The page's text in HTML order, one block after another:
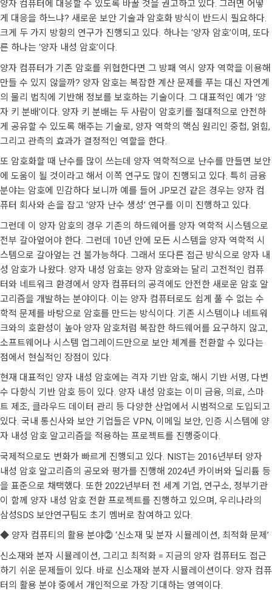
양자 컴퓨터에 대응할 수 있도록 바꿀 것을 권고하고 있다. 그러면 어떻
게 대응을 하느냐? 새로운 보안 기술과 암호화 방식이 반드시 필요하다.
크게 두 가지 방향의 연구가 진행되고 있다. 하나는 ‘양자 암호’이며, 또다
른 하나는 ‘양자 내성 암호’이다.
양자 컴퓨터가 기존 암호를 위협한다면 그 방패 역시 양자 역학을 이용해
만들 수 있지 않을까? 양자 암호는 복잡한 계산 문제를 푸는 대신 자연계
의 물리 법칙에 기반해 정보를 보호하는 기술이다. 그 대표적인 예가 ‘양
자 키 분배’이다. 양자 키 분배는 두 사람이 암호키를 절대적으로 안전하
게 공유할 수 있도록 해주는 기술로, 양자 역학의 핵심 원리인 중첩, 얽힘,
그리고 관측의 효과가 결정적인 역할을 한다.
또 암호화할 때 난수를 많이 쓰는데 양자 역학적으로 난수를 만들면 보안
에 도움이 될 것이라고 해서 이쪽 연구도 많이 진행되고 있다. 특히 금융
분야는 암호에 민감하다 보니까 예를 들어 JP모건 같은 경우는 양자 컴
퓨터 회사와 손을 잡고 ‘양자 난수 생성’ 연구를 이미 진행하고 있다.
그런데 이 양자 암호의 경우 기존의 하드웨어를 양자 역학적 시스템으로
전부 갈아엎어야 한다. 그런데 10년 안에 모든 시스템을 양자 역학적 시
스템으로 갈아엎는 건 불가능하다. 그래서 또다른 접근 방식으로 양자 내
성 암호가 나왔다. 양자 내성 암호는 양자 암호와는 달리 고전적인 컴퓨
터와 네트워크 환경에서 양자 컴퓨터의 공격에도 안전한 새로운 암호 알
고리즘을 개발하는 분야이다. 이는 양자 컴퓨터로도 쉽게 풀 수 없는 수
학적 문제를 바탕으로 암호를 만드는 방식이다. 기존 시스템이나 네트워
크와의 호환성이 높아 양자 암호처럼 복잡한 하드웨어를 요구하지 않고,
소프트웨어나 시스템 업그레이드만으로 보안 체계를 전환할 수 있다는
점에서 현실적인 장점이 있다.
현재 대표적인 양자 내성 암호에는 격자 기반 암호, 해시 기반 서명, 다변
수 다항식 기반 암호 등이 있다. 양자 내성 암호는 이미 금융, 의료, 스마
트 제조, 클라우드 데이터 관리 등 다양한 산업에서 시범적으로 도입되고
있다. 국내 통신사와 보안 기업들은 VPN, 이메일 보안, 인증 시스템에 양
자 내성 암호 알고리즘을 적용하는 프로젝트를 진행중이다.
국제적으로도 변화가 빠르게 진행되고 있다. NIST는 2016년부터 양자
내성 암호 알고리즘의 공모와 평가를 진행해 2024년 카이버와 딜리튬 등
을 표준으로 채택했다. 또한 2022년부터 전 세계 기업, 연구소, 정부기관
이 함께 양자 내성 암호 전환 프로젝트를 진행하고 있으며, 우리나라의
삼성SDS 보안연구팀도 초기 멤버로 참여하고 있다.
◆ 양자 컴퓨티의 활용 분야⓶ ‘신소재 및 분자 시뮬레이션, 최적화 문제’
신소재와 분자 시뮬레이션, 그리고 최적화 = 지금의 양자 컴퓨터도 접근
하기 쉬운 문제들이 있다. 바로 신소재와 분자 시뮬레이션이다. 양자 컴퓨
터의 활용 분야 중에서 개인적으로 가장 기대하는 영역이다.